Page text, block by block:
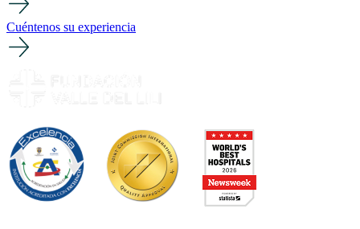
Cuéntenos su experiencia